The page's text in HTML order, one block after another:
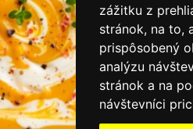
zážitku z
stránok, na to,
prispôsobený
analýzu
stránok a na
návštevníciOchrana
Cookies